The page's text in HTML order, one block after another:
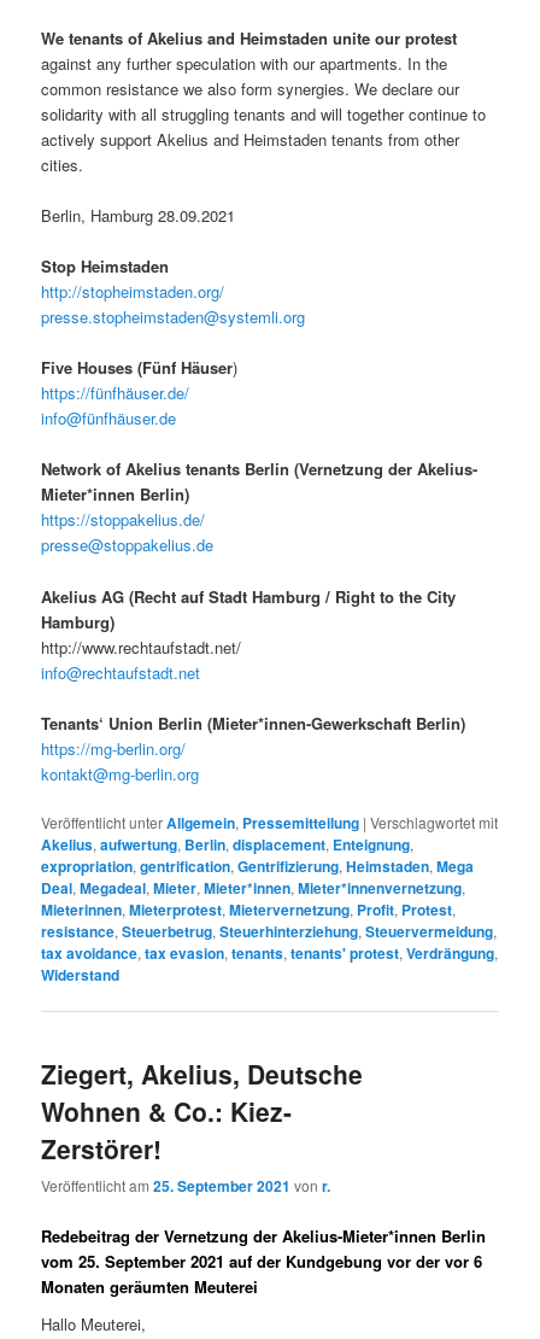
We tenants of Akelius and Heimstaden unite our protest
against any further speculation with our apartments. In the
common resistance we also form synergies. We declare our
solidarity with all struggling tenants and will together continue to
actively support Akelius and Heimstaden tenants from other
cities.
Berlin, Hamburg 28.09.2021
Stop Heimstaden
http://stopheimstaden.org/
presse.stopheimstaden@systemli.org
Five Houses (Fünf Häuser)
https://fünfhäuser.de/
info@fünfhäuser.de
Network of Akelius tenants Berlin (Vernetzung der Akelius-
Mieter*innen Berlin)
https://stoppakelius.de/
presse@stoppakelius.de
Akelius AG (Recht auf Stadt Hamburg / Right to the City
Hamburg)
http://www.rechtaufstadt.net/
info@rechtaufstadt.net
Tenants‘ Union Berlin (Mieter*innen-Gewerkschaft Berlin)
https://mg-berlin.org/
kontakt@mg-berlin.org
Veröffentlicht unterAllgemein, Pressemitteilung |Verschlagwortet mit
Akelius,aufwertung, Berlin,displacement, Enteignung,
expropriation,gentrification,Gentrifizierung,Heimstaden,Mega
Deal,Megadeal,Mieter,Mieter*innen,Mieter*innenvernetzung,
Mieterinnen,Mieterprotest,Mietervernetzung, Profit, Protest,
resistance,Steuerbetrug,Steuerhinterziehung,Steuervermeidung,
tax avoidance,tax evasion,tenants,tenants' protest,Verdrängung,
Widerstand
Ziegert, Akelius, Deutsche
Wohnen & Co.: Kiez-
Zerstörer!
Veröffentlicht am25. September 2021 vonr.
Redebeitrag der Vernetzung der Akelius-Mieter*innen Berlin
vom 25. September 2021 auf der Kundgebung vor der vor 6
Monaten geräumten Meuterei
Hallo Meuterei,